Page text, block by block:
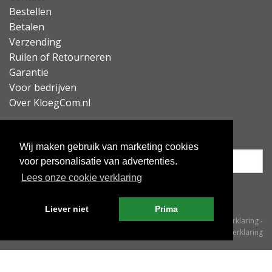
Wij maken gebruik van marketing cookies
voor personalisatie van advertenties.
Lees onze cookie verklaring
Liever niet Prima
Bestellen
Betalen
Verzending
Ruilen of Retourneren
Garantie
Voor bedrijven
Over KloegCom.nl
Algemene voorwaarden-Cookieverklaring-
Privacyverklaring